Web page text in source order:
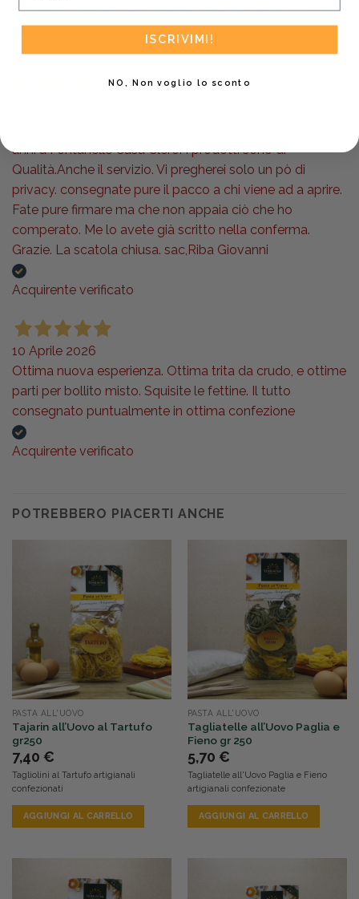
camion frigo, garantendo la freschezza dei prodotti.
anni a Fontanelle Casa Clero. I prodotti sono di
Qualità.Anche il servizio. Vi pregherei solo un pò di
privacy. consegnate pure il pacco a chi viene ad a aprire.
Fate pure firmare ma che non appaia ciò che ho
comperato. Me lo avete già scritto nella conferma.
Grazie. La scatola chiusa. sac,Riba Giovanni
Acquirente verificato
10 Aprile 2026
Ottima nuova esperienza. Ottima trita da crudo, e ottime
parti per bollito misto. Squisite le fettine. Il tutto
consegnato puntualmente in ottima confezione
Acquirente verificato
POTREBBERO PIACERTI ANCHE
PASTA ALL'UOVO
Tajarin all’Uovo al Tartufo
gr250
7,40 €
Tagliolini al Tartufo artigianali
confezionati
AGGIUNGI AL CARRELLO
PASTA ALL'UOVO
Tagliatelle all’Uovo Paglia e
Fieno gr 250
5,70 €
Tagliatelle all'Uovo Paglia e Fieno
artigianali confezionate
AGGIUNGI AL CARRELLO
ISCRIVIMI!
NO, Non voglio lo sconto